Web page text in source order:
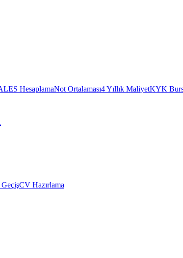
HesaplamaNot Ortalaması4 Yıllık MaliyetKYK
CV Hazırlama